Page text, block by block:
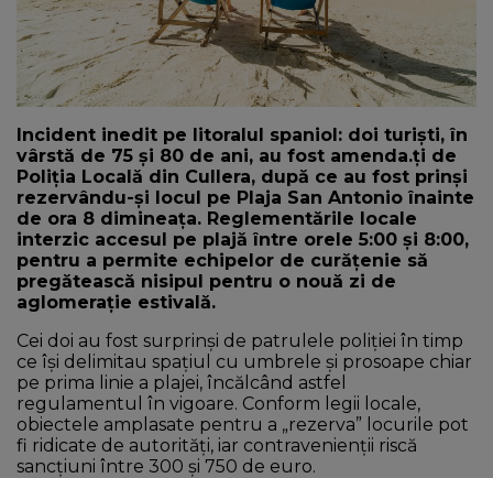
Incident inedit pe litoralul spaniol: doi turiști, în
vârstă de 75 și 80 de ani, au fost amenda.ți de
Poliția Locală din Cullera, după ce au fost prinși
rezervându-și locul pe Plaja San Antonio înainte
de ora 8 dimineața. Reglementările locale
interzic accesul pe plajă între orele 5:00 și 8:00,
pentru a permite echipelor de curățenie să
pregătească nisipul pentru o nouă zi de
aglomerație estivală.
Cei doi au fost surprinși de patrulele poliției în timp
ce își delimitau spațiul cu umbrele și prosoape chiar
pe prima linie a plajei, încălcând astfel
regulamentul în vigoare. Conform legii locale,
obiectele amplasate pentru a „rezerva” locurile pot
fi ridicate de autorități, iar contravenienții riscă
sancțiuni între 300 și 750 de euro.